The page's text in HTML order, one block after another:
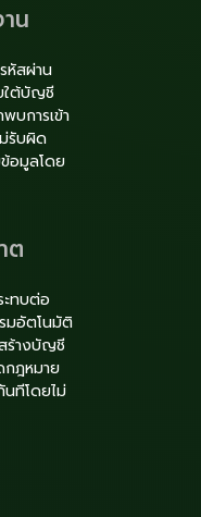
น
หัสผ่าน
ใต้บัญชี
บการเข้า
รับผิด
อมูลโดย
ต
ะทบต่อ
มอัตโนมัติ
สร้างบัญชี
กฎหมาย
นทีโดยไม่